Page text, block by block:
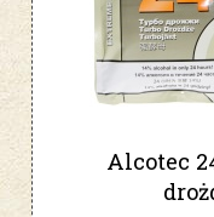
Alcotec